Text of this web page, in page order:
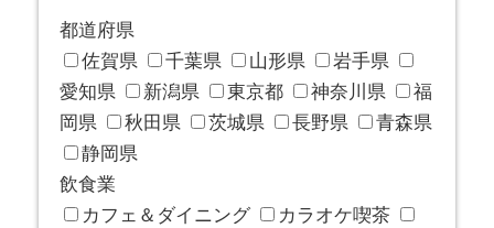
都道府県
佐賀県
千葉県 山形県
岩手県
愛知県
新潟県 東京都 神奈川県
福
岡県
秋田県 茨城県 長野県
青森県
静岡県
飲食業
カフェ＆ダイニング
カラオケ喫茶